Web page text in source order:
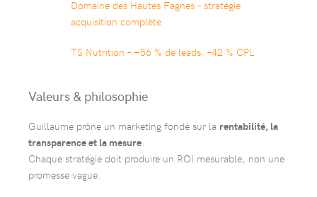
Domaine des Hautes Fagnes – stratégie
acquisition complète
TS Nutrition – +56 % de leads, –42 % CPL
Valeurs & philosophie
Guillaume prône un marketing fondé sur la rentabilité, la
transparence et la mesure.
Chaque stratégie doit produire un ROI mesurable, non une
promesse vague.